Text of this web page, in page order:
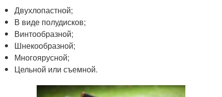
Двухлопастной;
В виде полудисков;
Винтообразной;
Шнекообразной;
Многоярусной;
Цельной или съемной.